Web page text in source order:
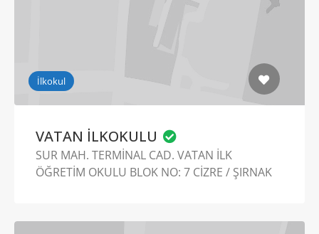
İlkokul
VATAN İLKOKULU
SUR MAH. TERMİNAL CAD. VATAN İLK
ÖĞRETİM OKULU BLOK NO: 7 CİZRE / ŞIRNAK